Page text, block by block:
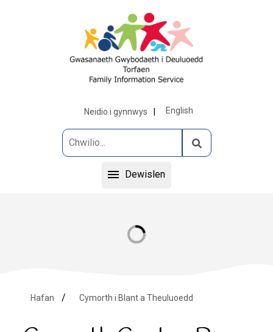
Neidio i gynnwys English
Dewislen
Hafan Cymorth i Blant a Theuluoedd